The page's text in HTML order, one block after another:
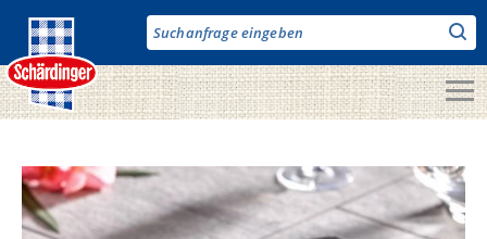
zum
Inhalt
Milch & Co.
Käse